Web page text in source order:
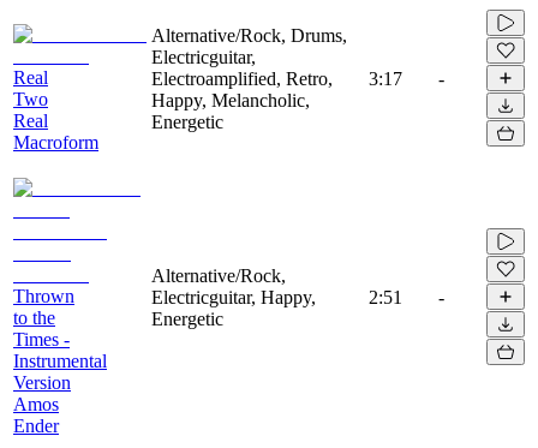
Real
Two
Real
Macroform
Alternative/Rock, Drums,
Electricguitar,
Electroamplified, Retro,
Happy, Melancholic,
Energetic
3:17 -
Thrown
to the
Times -
Instrumental
Version
Amos
Ender
Alternative/Rock,
Electricguitar, Happy,
Energetic
2:51 -